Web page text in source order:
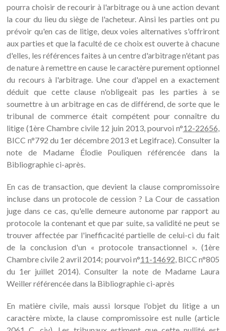
pourra choisir de recourir à l'arbitrage ou à une action devant
la cour du lieu du siège de l'acheteur. Ainsi les parties ont pu
prévoir qu'en cas de litige, deux voies alternatives s'offriront
aux parties et que la faculté de ce choix est ouverte à chacune
d'elles, les références faites à un centre d'arbitrage n'étant pas
de nature à remettre en cause le caractère purement optionnel
du recours à l'arbitrage. Une cour d'appel en a exactement
déduit que cette clause n'obligeait pas les parties à se
soumettre à un arbitrage en cas de différend, de sorte que le
tribunal de commerce était compétent pour connaître du
litige (1ère Chambre civile 12 juin 2013, pourvoi n°12-22656,
BICC n°792 du 1er décembre 2013 et Legifrace). Consulter la
note de Madame Élodie Pouliquen référencée dans la
Bibliographie ci-après.
En cas de transaction, que devient la clause compromissoire
incluse dans un protocole de cession ? La Cour de cassation
juge dans ce cas, qu'elle demeure autonome par rapport au
protocole la contenant et que par suite, sa validité ne peut se
trouver affectée par l'inefficacité partielle de celui-ci du fait
de la conclusion d'un « protocole transactionnel ». (1ère
Chambre civile 2 avril 2014; pourvoi n°11-14692, BICC n°805
du 1er juillet 2014). Consulter la note de Madame Laura
Weiller référencée dans la Bibliographie ci-après
En matière civile, mais aussi lorsque l'objet du litige a un
caractère mixte, la clause compromissoire est nulle (article